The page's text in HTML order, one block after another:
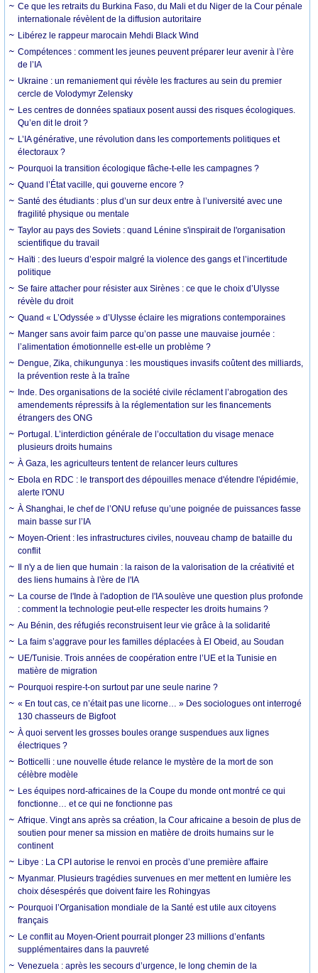
Ce que les retraits du Burkina Faso, du Mali et du Niger de la Cour pénale
internationale révèlent de la diffusion autoritaire
Libérez le rappeur marocain Mehdi Black Wind
Compétences : comment les jeunes peuvent préparer leur avenir à l’ère
de l’IA
Ukraine : un remaniement qui révèle les fractures au sein du premier
cercle de Volodymyr Zelensky
Les centres de données spatiaux posent aussi des risques écologiques.
Qu’en dit le droit ?
L’IA générative, une révolution dans les comportements politiques et
électoraux ?
Pourquoi la transition écologique fâche-t-elle les campagnes ?
Quand l’État vacille, qui gouverne encore ?
Santé des étudiants : plus d’un sur deux entre à l’université avec une
fragilité physique ou mentale
Taylor au pays des Soviets : quand Lénine s'inspirait de l'organisation
scientifique du travail
Haïti : des lueurs d’espoir malgré la violence des gangs et l’incertitude
politique
Se faire attacher pour résister aux Sirènes : ce que le choix d’Ulysse
révèle du droit
Quand « L’Odyssée » d’Ulysse éclaire les migrations contemporaines
Manger sans avoir faim parce qu’on passe une mauvaise journée :
l’alimentation émotionnelle est-elle un problème ?
Dengue, Zika, chikungunya : les moustiques invasifs coûtent des milliards,
la prévention reste à la traîne
Inde. Des organisations de la société civile réclament l’abrogation des
amendements répressifs à la réglementation sur les financements
étrangers des ONG
Portugal. L’interdiction générale de l’occultation du visage menace
plusieurs droits humains
À Gaza, les agriculteurs tentent de relancer leurs cultures
Ebola en RDC : le transport des dépouilles menace d'étendre l'épidémie,
alerte l'ONU
À Shanghai, le chef de l’ONU refuse qu’une poignée de puissances fasse
main basse sur l’IA
Moyen-Orient : les infrastructures civiles, nouveau champ de bataille du
conflit
Il n'y a de lien que humain : la raison de la valorisation de la créativité et
des liens humains à l'ère de l'IA
La course de l'Inde à l'adoption de l'IA soulève une question plus profonde
: comment la technologie peut-elle respecter les droits humains ?
Au Bénin, des réfugiés reconstruisent leur vie grâce à la solidarité
La faim s’aggrave pour les familles déplacées à El Obeid, au Soudan
UE/Tunisie. Trois années de coopération entre l’UE et la Tunisie en
matière de migration
Pourquoi respire-t-on surtout par une seule narine ?
« En tout cas, ce n’était pas une licorne… » Des sociologues ont interrogé
130 chasseurs de Bigfoot
À quoi servent les grosses boules orange suspendues aux lignes
électriques ?
Botticelli : une nouvelle étude relance le mystère de la mort de son
célèbre modèle
Les équipes nord-africaines de la Coupe du monde ont montré ce qui
fonctionne… et ce qui ne fonctionne pas
Afrique. Vingt ans après sa création, la Cour africaine a besoin de plus de
soutien pour mener sa mission en matière de droits humains sur le
continent
Libye : La CPI autorise le renvoi en procès d’une première affaire
Myanmar. Plusieurs tragédies survenues en mer mettent en lumière les
choix désespérés que doivent faire les Rohingyas
Pourquoi l’Organisation mondiale de la Santé est utile aux citoyens
français
Le conflit au Moyen-Orient pourrait plonger 23 millions d’enfants
supplémentaires dans la pauvreté
Venezuela : après les secours d’urgence, le long chemin de la